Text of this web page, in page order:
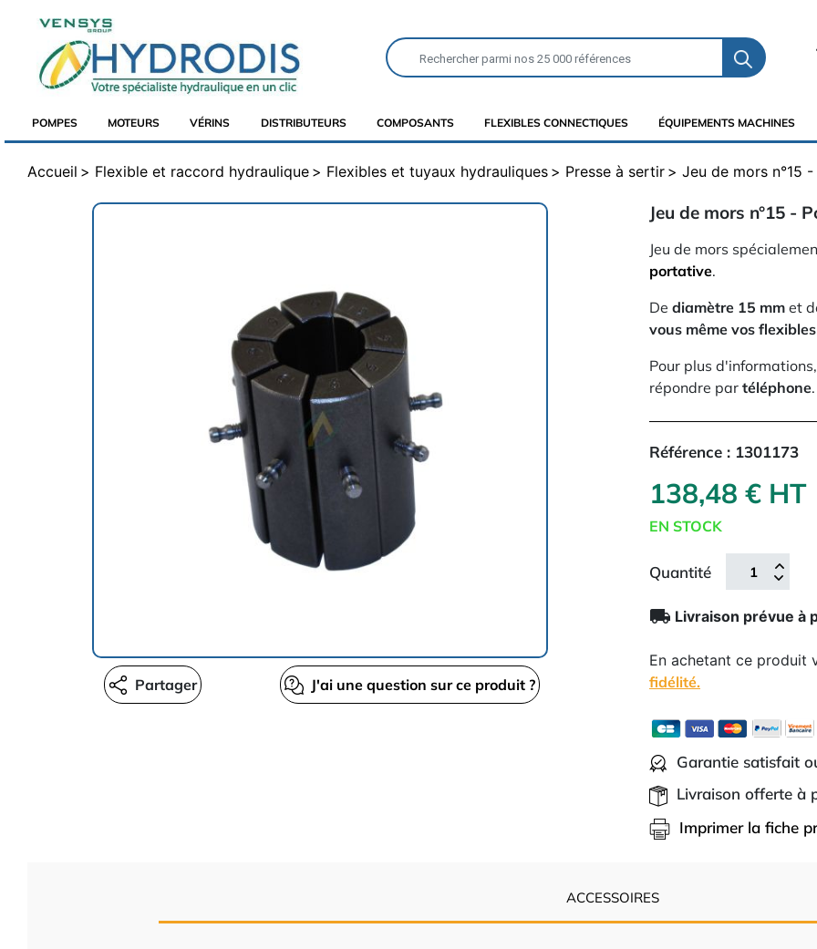
POMPES MOTEURS VÉRINS DISTRIBUTEURS COMPOSANTS FLEXIBLES CONNECTIQUES ÉQUIPEMENTS MACHINES
Accueil Flexible et raccord hydraulique Flexibles et tuyaux hydrauliques Presse à sertir Jeu de mors n°15
J'ai une question sur ce produit ?
Partager
Jeu de mors n°15 -
Jeu de mors
portative.
De diamètre 15 mm et
vous même vos flexibles
Pour plus
répondre par téléphone.
Référence : 1301173
138,48 € HT
EN STOCK
Quantité
local_shipping Livraison prévue à
En achetant ce produit
fidélité.
Garantie satisfait
Livraison offerte à
Imprimer la fiche
ACCESSOIRES